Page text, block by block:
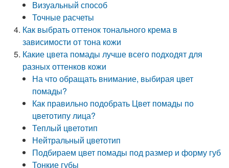
Визуальный способ
Точные расчеты
Как выбрать оттенок тонального крема в
зависимости от тона кожи
Какие цвета помады лучше всего подходят для
разных оттенков кожи
На что обращать внимание, выбирая цвет
помады?
Как правильно подобрать Цвет помады по
цветотипу лица?
Теплый цветотип
Нейтральный цветотип
Подбираем цвет помады под размер и форму губ
Тонкие губы